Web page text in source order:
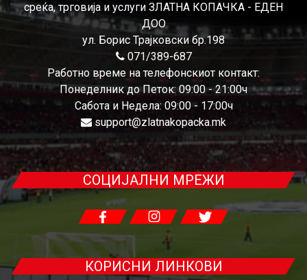
среќа, трговија и услуги ЗЛАТНА КОПАЧКА - ЕДЕН
ДОО
ул. Борис Трајковски бр.198
071/389-687
Работно време на телефонскиот контакт:
Понеделник до Петок: 09:00 - 21:00ч
Сабота и Недела: 09:00 - 17:00ч
support@zlatnakopacka.mk
СОЦИЈАЛНИ МРЕЖИ
КОРИСНИ ЛИНКОВИ